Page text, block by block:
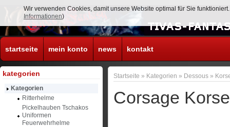
startseite mein konto news kontakt
Startseite » Kategorien » Dessous »
Corsage
kategorien
Kategorien
Ritterhelme
Pickelhauben Tschakos
Uniformen
Feuerwehrhelme
Wir verwenden Cookies, damit unsere Website optimal für Sie
Informationen)